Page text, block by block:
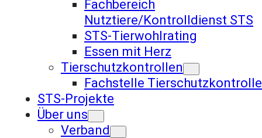
Fachbereich
Nutztiere/Kontrolldienst STS
STS-Tierwohlrating
Essen mit Herz
Tierschutzkontrollen
Fachstelle
STS-Projekte
Über uns
Verband